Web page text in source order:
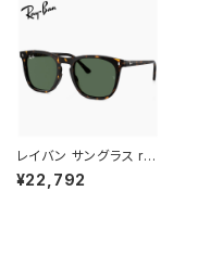
レイバン サングラス rb
2210f 902/31 53mm
Ray-Ban RB2210F 9
¥22,792